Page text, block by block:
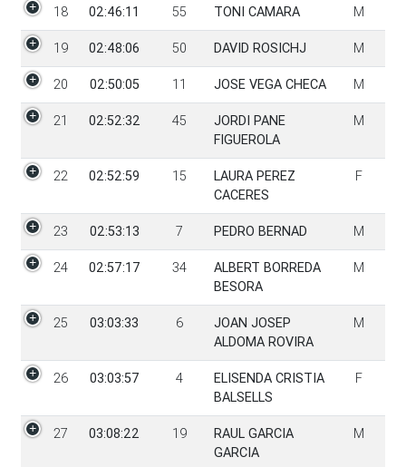
18 02:46:11 55 TONI CAMARA M
19 02:48:06 50 DAVID ROSICHJ M
20 02:50:05 11 JOSE VEGA CHECA M
21 02:52:32 45
JORDI PANE
FIGUEROLA
M
22 02:52:59 15
LAURA PEREZ
CACERES
F
23 02:53:13 7 PEDRO BERNAD M
24 02:57:17 34
ALBERT BORREDA
BESORA
M
25 03:03:33 6
JOAN JOSEP
ALDOMA ROVIRA
M
26 03:03:57 4
ELISENDA CRISTIA
BALSELLS
F
27 03:08:22 19
RAUL GARCIA
GARCIA
M